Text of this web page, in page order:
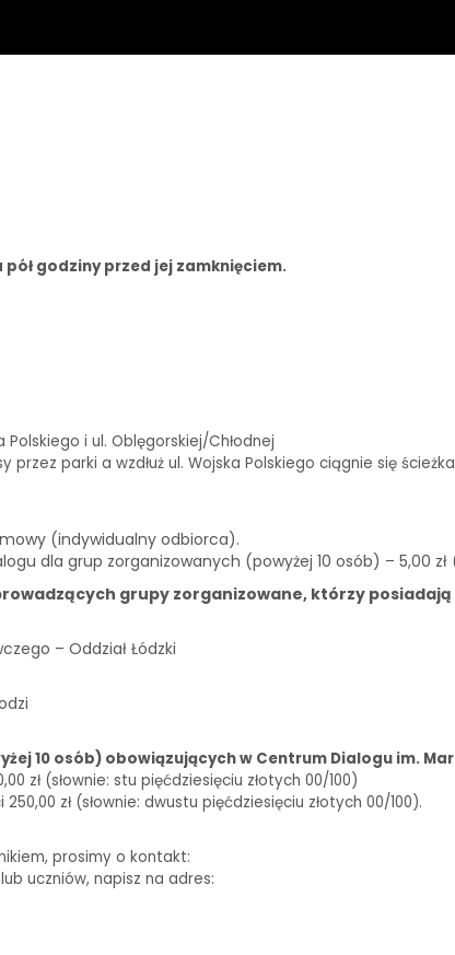
godziny przed jej zamknięciem.
Polskiego i ul. Oblęgorskiej/Chłodnej
parki a wzdłuż ul. Wojska Polskiego ciągnie się
(indywidualny odbiorca).
dla grup zorganizowanych (powyżej 10 osób) – 5,00
grupy zorganizowane, którzy
– Oddział Łódzki
10 osób) obowiązujących w Centrum Dialogu im.
zł (słownie: stu pięćdziesięciu złotych 00/100)
zł (słownie: dwustu pięćdziesięciu złotych 00/100).
prosimy o kontakt:
uczniów, napisz na adres: